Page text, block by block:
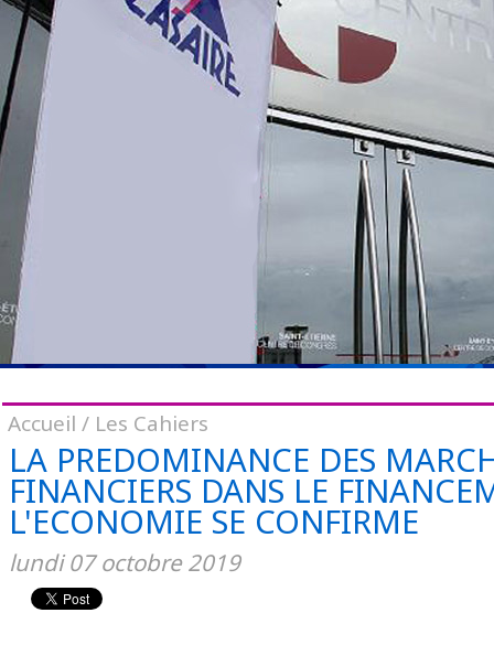
Accueil / Les Cahiers
LA PREDOMINANCE DES
FINANCIERS DANS LE
L'ECONOMIE SE CONFIRME
lundi 07 octobre 2019